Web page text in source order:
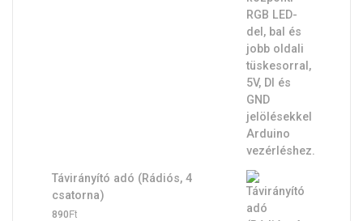
Távirányító adó (Rádiós, 4
csatorna)
890Ft